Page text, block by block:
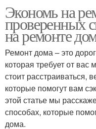
Экономь на
проверенных
на ремонте
Ремонт дома – это
которая требует от
стоит расстраиваться,
которые помогут вам
этой статье мы
способах, которые
дома.